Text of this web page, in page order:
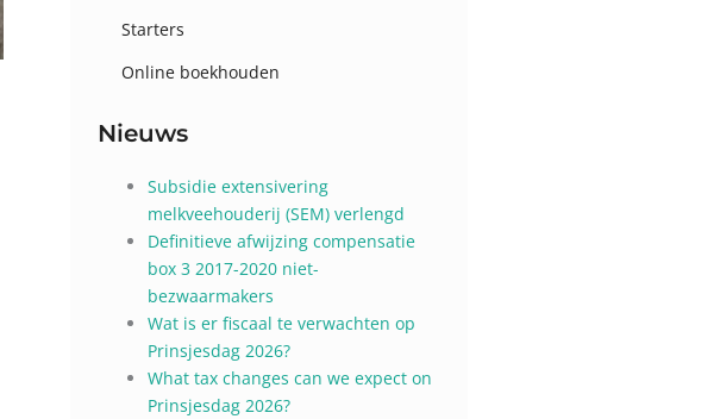
Starters
Online boekhouden
Nieuws
Subsidie extensivering
melkveehouderij (SEM) verlengd
Definitieve afwijzing compensatie
box 3 2017-2020 niet-
bezwaarmakers
Wat is er fiscaal te verwachten op
Prinsjesdag 2026?
What tax changes can we expect on
Prinsjesdag 2026?